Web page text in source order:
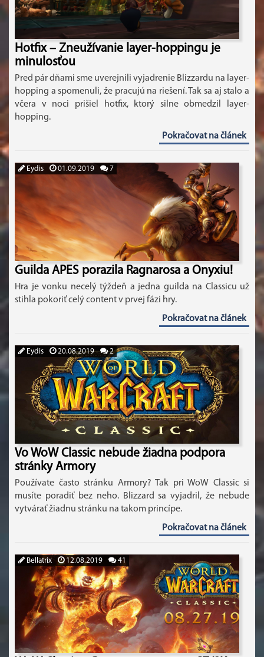
Hotfix – Zneužívanie layer-hoppingu je
minulosťou
Pred pár dňami sme uverejnili vyjadrenie Blizzardu na layer-
hopping a spomenuli, že pracujú na riešení. Tak sa aj stalo a
včera v noci prišiel hotfix, ktorý silne obmedzil layer-
hopping.
Pokračovat na článek
Eydis 01.09.2019 7
Guilda APES porazila Ragnarosa a Onyxiu!
Hra je vonku necelý týždeň a jedna guilda na Classicu už
stihla pokoriť celý content v prvej fázi hry.
Pokračovat na článek
Eydis 20.08.2019 2
Vo WoW Classic nebude žiadna podpora
stránky Armory
Používate často stránku Armory? Tak pri WoW Classic si
musíte poradiť bez neho. Blizzard sa vyjadril, že nebude
vytvárať žiadnu stránku na takom princípe.
Pokračovat na článek
Bellatrix 12.08.2019 41